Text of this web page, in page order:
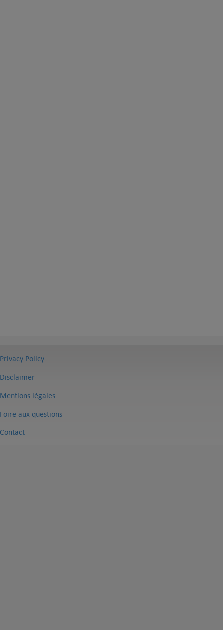
Privacy Policy
Disclaimer
Mentions légales
Foire aux questions
Contact